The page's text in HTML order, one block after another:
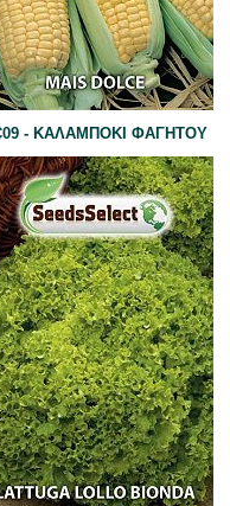
- ΚΑΛΑΜΠΟΚΙ ΦΑΓΗΤΟΥ